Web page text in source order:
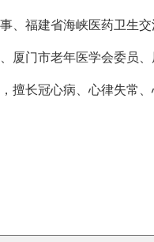
、福建省海峡医药卫生
厦门市老年医学会委员
擅长冠心病、心律失常